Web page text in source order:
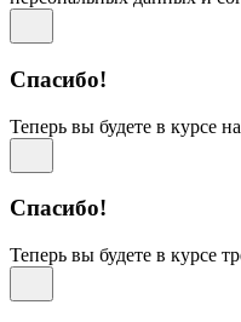
Спасибо!
Теперь вы будете в курсе
Спасибо!
Теперь вы будете в курсе